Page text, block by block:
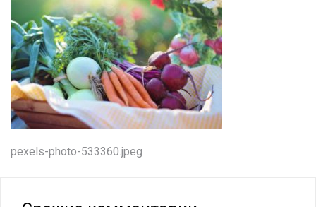
Навигация
pexels-photo-533360.jpeg